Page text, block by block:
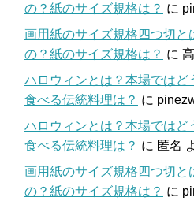
の？紙のサイズ規格は？ に
画用紙のサイズ規格四つ切と
の？紙のサイズ規格は？ に
ハロウィンとは？本場ではど
食べる伝統料理は？ に
ハロウィンとは？本場ではど
食べる伝統料理は？ に 匿名
画用紙のサイズ規格四つ切と
の？紙のサイズ規格は？ に